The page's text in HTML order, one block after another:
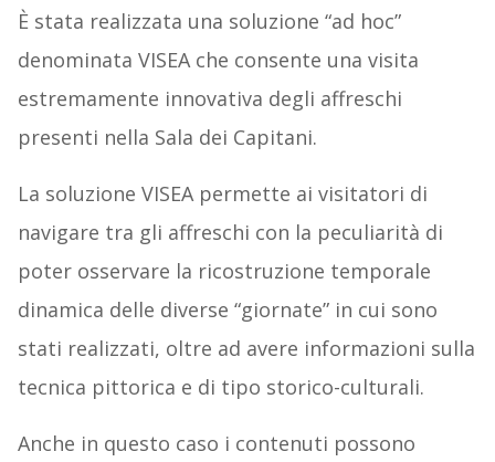
È stata realizzata una soluzione “ad hoc”
denominata VISEA che consente una visita
estremamente innovativa degli affreschi
presenti nella Sala dei Capitani.
La soluzione VISEA permette ai visitatori di
navigare tra gli affreschi con la peculiarità di
poter osservare la ricostruzione temporale
dinamica delle diverse “giornate” in cui sono
stati realizzati, oltre ad avere informazioni sulla
tecnica pittorica e di tipo storico-culturali.
Anche in questo caso i contenuti possono